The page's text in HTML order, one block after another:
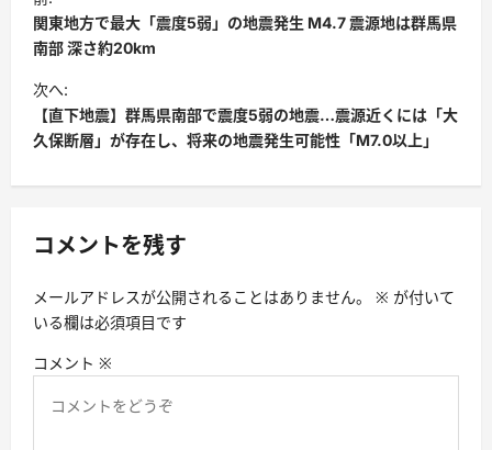
関東地方で最大「震度5弱」の地震発生 M4.7 震源地は群馬県
南部 深さ約20km
次へ:
【直下地震】群馬県南部で震度5弱の地震…震源近くには「大
久保断層」が存在し、将来の地震発生可能性「M7.0以上」
コメントを残す
メールアドレスが公開されることはありません。 ※ が付いて
いる欄は必須項目です
コメント ※